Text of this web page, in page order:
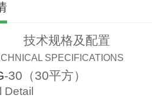
术规格及配置
SPECIFICATIONS
-30 （30平方）
Detail